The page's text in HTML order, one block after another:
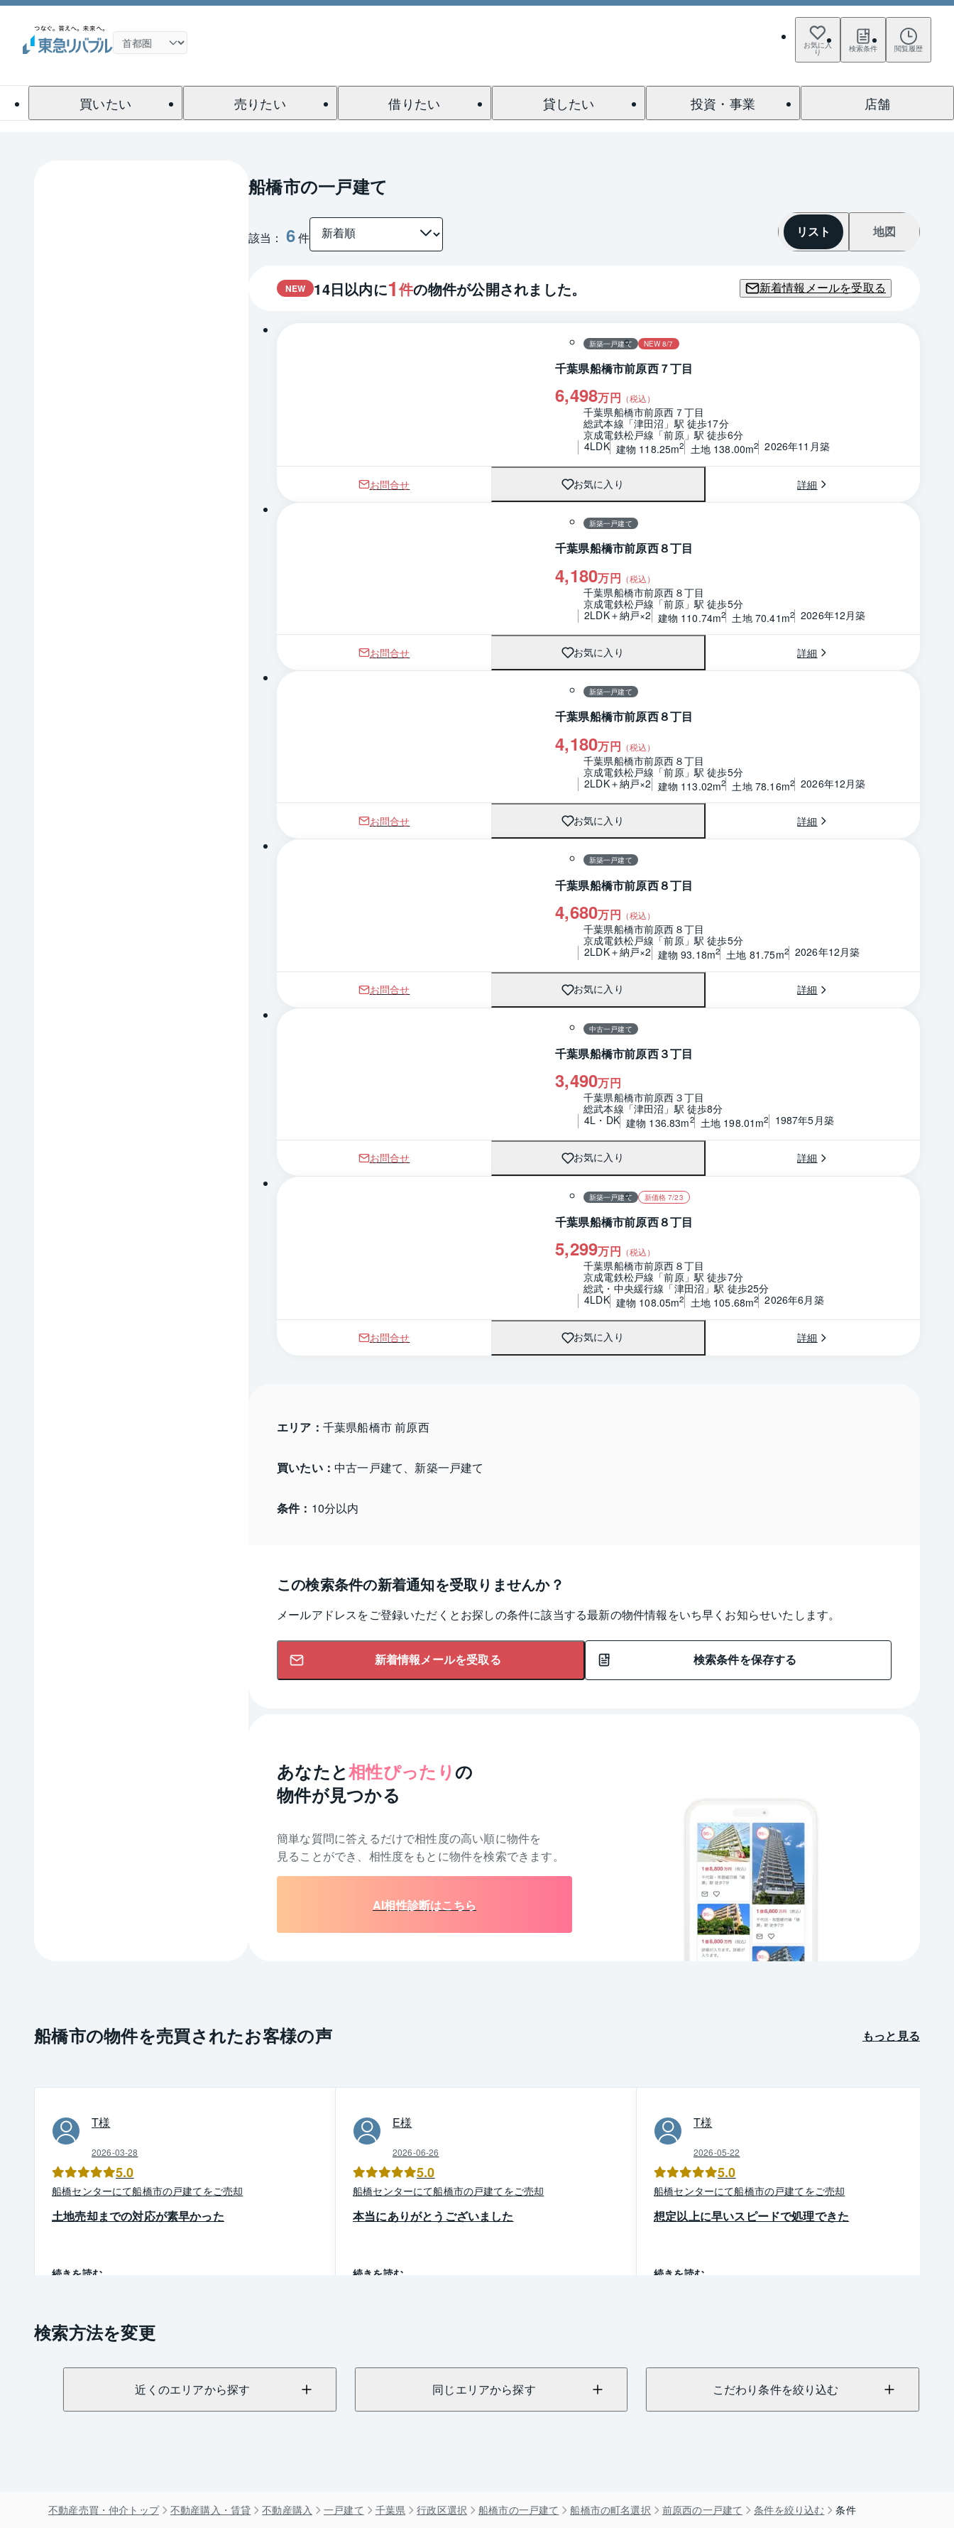
お気に入
り 検索条件 閲覧履歴
買いたい 売りたい 借りたい 貸したい 投資・事業 店舗
船橋市の一戸建て
該当： 6件 リスト 地図
NEW 14日以内に1件の物件が公開されました。 新着情報メールを受取る
新築一戸建て NEW 8/7
千葉県船橋市前原西７丁目
6,498万円 （税込）
千葉県船橋市前原西７丁目
総武本線「津田沼」駅 徒歩17分
京成電鉄松戸線「前原」駅 徒歩6分
4LDK 建物 118.25m2 土地 138.00m2 2026年11月築
お問合せ お気に入り 詳細
新築一戸建て
千葉県船橋市前原西８丁目
4,180万円 （税込）
千葉県船橋市前原西８丁目
京成電鉄松戸線「前原」駅 徒歩5分
2LDK＋納戸×2 建物 110.74m2 土地 70.41m2 2026年12月築
お問合せ お気に入り 詳細
新築一戸建て
千葉県船橋市前原西８丁目
4,180万円 （税込）
千葉県船橋市前原西８丁目
京成電鉄松戸線「前原」駅 徒歩5分
2LDK＋納戸×2 建物 113.02m2 土地 78.16m2 2026年12月築
お問合せ お気に入り 詳細
新築一戸建て
千葉県船橋市前原西８丁目
4,680万円 （税込）
千葉県船橋市前原西８丁目
京成電鉄松戸線「前原」駅 徒歩5分
2LDK＋納戸×2 建物 93.18m2 土地 81.75m2 2026年12月築
お問合せ お気に入り 詳細
中古一戸建て
千葉県船橋市前原西３丁目
3,490万円
千葉県船橋市前原西３丁目
総武本線「津田沼」駅 徒歩8分
4L・DK 建物 136.83m2 土地 198.01m2 1987年5月築
お問合せ お気に入り 詳細
新築一戸建て 新価格 7/23
千葉県船橋市前原西８丁目
5,299万円 （税込）
千葉県船橋市前原西８丁目
京成電鉄松戸線「前原」駅 徒歩7分
総武・中央緩行線「津田沼」駅 徒歩25分
4LDK 建物 108.05m2 土地 105.68m2 2026年6月築
お問合せ お気に入り 詳細
エリア： 千葉県船橋市 前原西
買いたい： 中古一戸建て、新築一戸建て
条件： 10分以内
この検索条件の新着通知を受取りませんか？
メールアドレスをご登録いただくとお探しの条件に該当する最新の物件情報をいち早くお知らせいたします。
新着情報メールを受取る 検索条件を保存する
あなたと相性ぴったり の
物件が見つかる
簡単な質問に答えるだけで相性度の高い順に物件を
見ることができ、相性度をもとに物件を検索できます。
AI相性診断はこちら
船橋市の物件を売買されたお客様の声 もっと見る
T様
2026-03-28
5.0
船橋センターにて船橋市の戸建てをご売却
土地売却までの対応が素早かった
続きを読む
E様
2026-06-26
5.0
船橋センターにて船橋市の戸建てをご売却
本当にありがとうございました
続きを読む
T様
2026-05-22
5.0
船橋センターにて船橋市の戸建てをご売却
想定以上に早いスピードで処理できた
続きを読む
検索方法を変更
近くのエリアから探す 同じエリアから探す こだわり条件を絞り込む
不動産売買・仲介トップ 不動産購入・賃貸 不動産購入 一戸建て 千葉県 行政区選択 船橋市の一戸建て 船橋市の町名選択 前原西の一戸建て 条件を絞り込む 条件